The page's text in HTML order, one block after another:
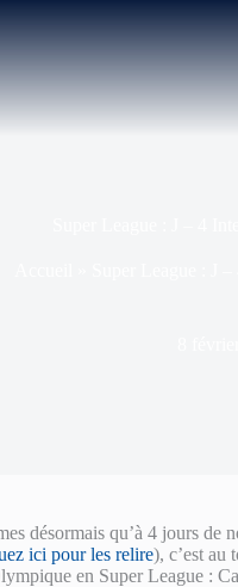
désormais qu’à 4 jours de
ici pour les relire), c’est au
en Super League :